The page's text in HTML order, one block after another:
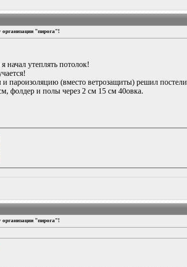
"пирога"!
начал утеплять потолок!
и пароизоляцию (вместо ветрозащиты) решил
фолдер и полы через 2 см 15 см 40овка.
"пирога"!